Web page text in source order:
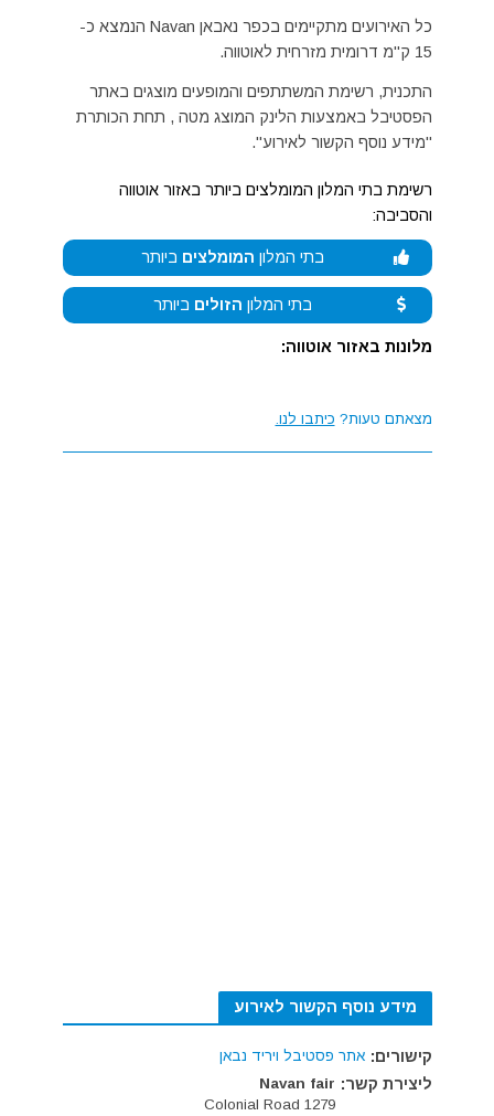
כל האירועים מתקיימים בכפר נאבאן Navan הנמצא כ-
15 ק"מ דרומית מזרחית לאוטווה.
התכנית, רשימת המשתתפים והמופעים מוצגים באתר
הפסטיבל באמצעות הלינק המוצג מטה , תחת הכותרת
"מידע נוסף הקשור לאירוע".
רשימת בתי המלון המומלצים ביותר באזור אוטווה
והסביבה:
בתי המלון המומלצים ביותר
בתי המלון הזולים ביותר
מלונות באזור אוטווה:
מצאתם טעות? כיתבו לנו.
מידע נוסף הקשור לאירוע
קישורים: אתר פסטיבל ויריד נבאן
ליצירת קשר: Navan fair
1279 Colonial Road